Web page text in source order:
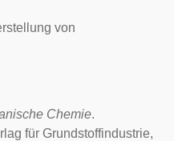
von
Chemie.
für Grundstoffindustrie,